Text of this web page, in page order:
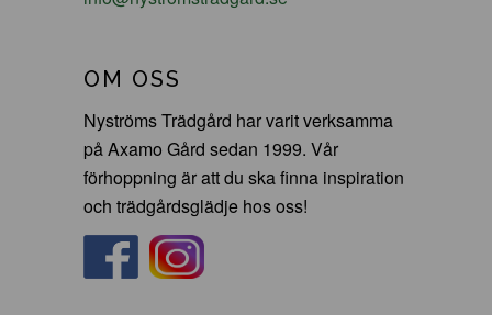
OM OSS
Nyströms Trädgård har varit verksamma
på Axamo Gård sedan 1999. Vår
förhoppning är att du ska finna inspiration
och trädgårdsglädje hos oss!